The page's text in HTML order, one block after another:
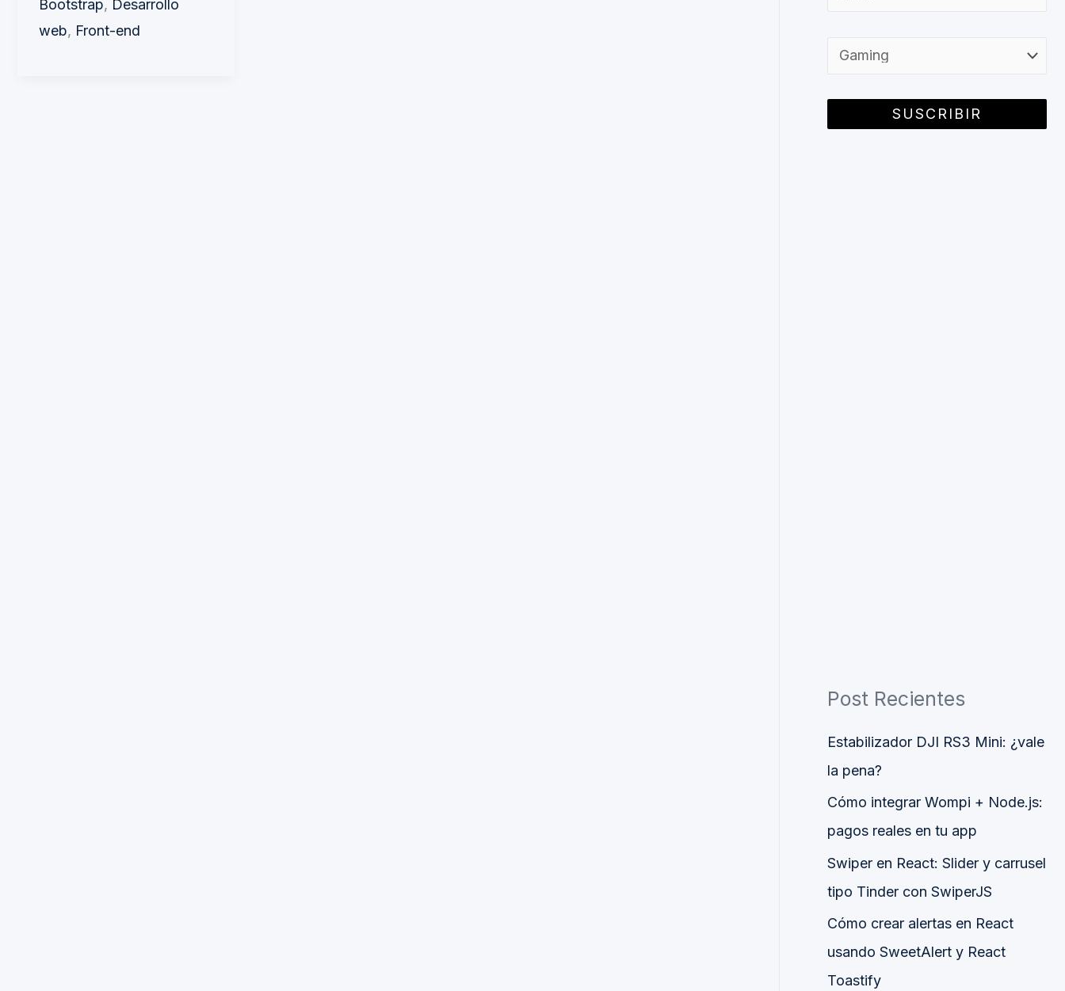
Bootstrap, Desarrollo
web, Front-end
Post Recientes
Estabilizador DJI RS3 Mini: ¿vale
la pena?
Cómo integrar Wompi + Node.js:
pagos reales en tu app
Swiper en React: Slider y carrusel
tipo Tinder con SwiperJS
Cómo crear alertas en React
usando SweetAlert y React
Toastify